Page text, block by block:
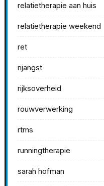
relatietherapie aan huis
relatietherapie weekend
ret
rijangst
rijksoverheid
rouwverwerking
rtms
runningtherapie
sarah hofman